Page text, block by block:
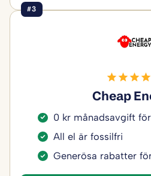
#3
Cheap
0 kr månadsavgift
All el är fossilfri
Generösa rabatter